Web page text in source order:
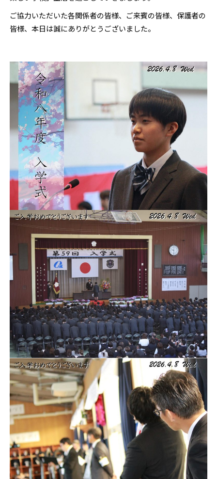
ご協力いただいた各関係者の皆様、ご来賓の皆様、保護者の
皆様、本日は誠にありがとうございました。